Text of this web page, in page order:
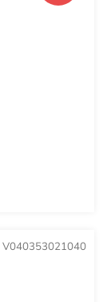
V040353021040